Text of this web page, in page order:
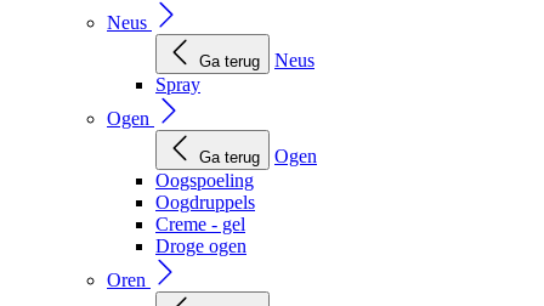
Neus
Ga terug
Neus
Spray
Ogen
Ga terug
Ogen
Oogspoeling
Oogdruppels
Creme - gel
Droge ogen
Oren